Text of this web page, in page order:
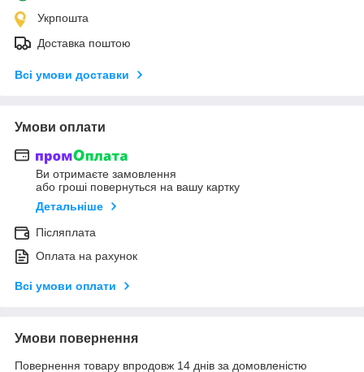
Укрпошта
Доставка поштою
Всі умови доставки
Умови оплати
Ви отримаєте замовлення
або гроші повернуться на вашу картку
Детальніше
Післяплата
Оплата на рахунок
Всі умови оплати
Умови повернення
Повернення товару впродовж 14 днів за домовленістю